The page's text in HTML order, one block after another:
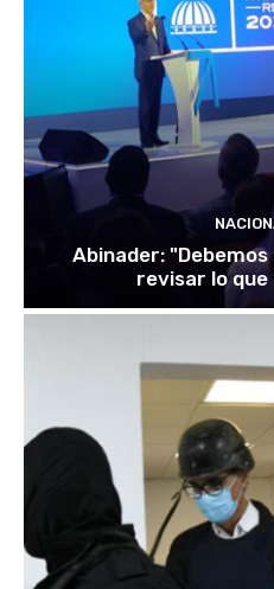
Abinader:
revisar lo